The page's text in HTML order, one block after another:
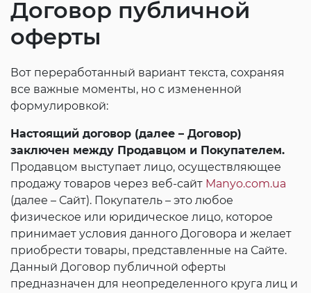
Договор публичной
оферты
Вот переработанный вариант текста, сохраняя
все важные моменты, но с измененной
формулировкой:
Настоящий договор (далее – Договор)
заключен между Продавцом и Покупателем.
Продавцом выступает лицо, осуществляющее
продажу товаров через веб-сайт Manyo.com.ua
(далее – Сайт). Покупатель – это любое
физическое или юридическое лицо, которое
принимает условия данного Договора и желает
приобрести товары, представленные на Сайте.
Данный Договор публичной оферты
предназначен для неопределенного круга лиц и